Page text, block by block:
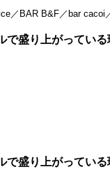
／BAR B&F／bar
盛り上がっている
盛り上がっている